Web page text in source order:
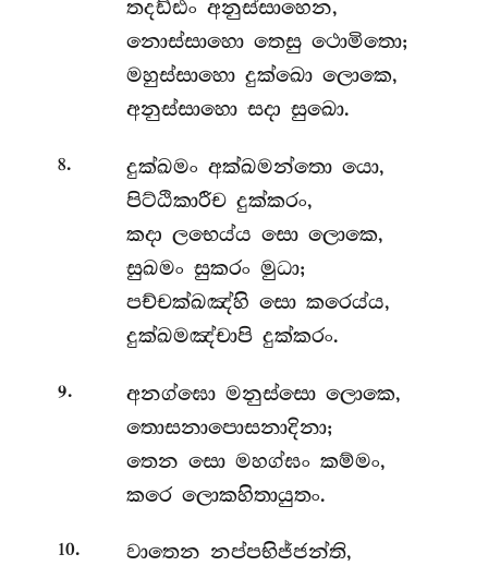
තදඩ්ඪං අනුස්සාහෙන,
නොස්සාහො තෙසු ථොමිතො;
මහුස්සාහො දුක්ඛො ලොකෙ,
අනුස්සාහො සදා සුඛො.
8. දුක්ඛමං අක්ඛමන්තො යො,
පිට්ඨිකාරීච දුක්කරං,
කදා ලභෙය්ය සො ලොකෙ,
සුඛමං සුකරං මුධා;
පච්චක්ඛඤ්හි සො කරෙය්ය,
දුක්ඛමඤ්චාපි දුක්කරං.
9. අනග්ඝො මනුස්සො ලොකෙ,
තොසනාපොසනාදිනා;
තෙන සො මහග්ඝං කම්මං,
කරෙ ලොකහිතායුතං.
10. වාතෙන නප්පභිජ්ජන්ති,